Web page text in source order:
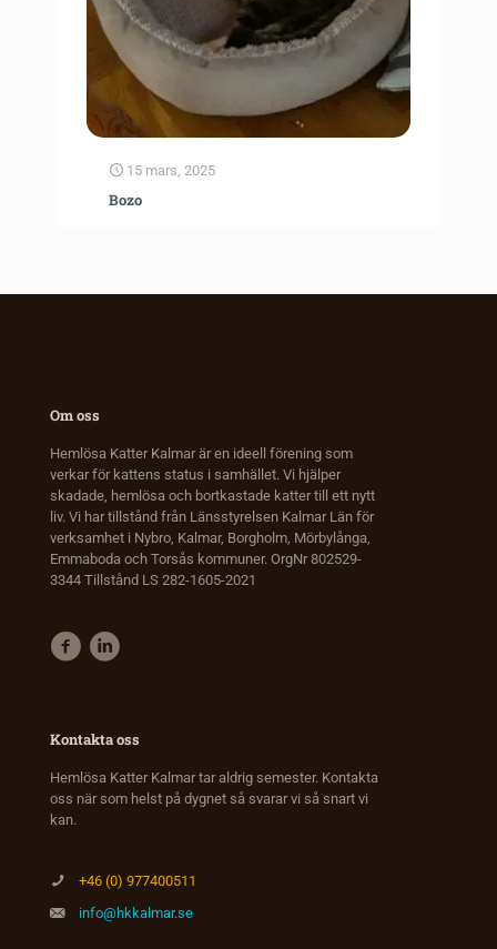
15 mars, 2025
Bozo
Om oss
Hemlösa Katter Kalmar är en ideell förening som
verkar för kattens status i samhället. Vi hjälper
skadade, hemlösa och bortkastade katter till ett nytt
liv. Vi har tillstånd från Länsstyrelsen Kalmar Län för
verksamhet i Nybro, Kalmar, Borgholm, Mörbylånga,
Emmaboda och Torsås kommuner. OrgNr 802529-
3344 Tillstånd LS 282-1605-2021
Kontakta oss
Hemlösa Katter Kalmar tar aldrig semester. Kontakta
oss när som helst på dygnet så svarar vi så snart vi
kan.
+46 (0) 977400511
info@hkkalmar.se